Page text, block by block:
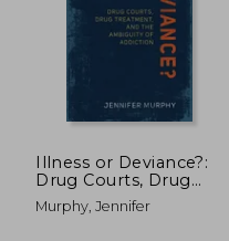
5%
dcto. 31,74
Illness or Deviance?:
Drug Courts, Drug
Treatment, and the
Ambiguity of
Murphy, Jennifer